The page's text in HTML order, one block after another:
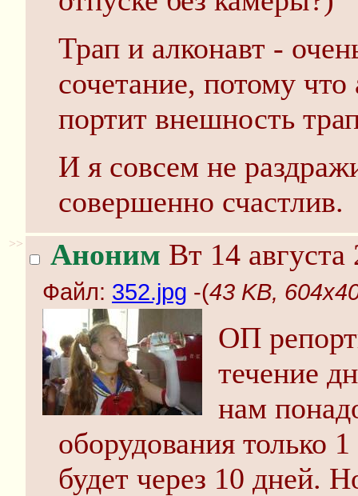
Трап и алконавт -
сочетание, потому
портит внешность
И я совсем не
совершенно счастлив.
>> Аноним Вт 14
Файл: 352.jpg -(43 KB,
ОП
течение
нам
оборудования только
будет через 10 дней.